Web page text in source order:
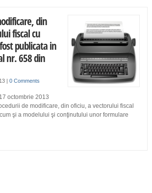
din
fiscal cu
publicata in
nr. 658 din
| 0 Comments
octombrie 2013
de modificare, din oficiu, a vectorului fiscal
şi a modelului şi conţinutului unor formulare